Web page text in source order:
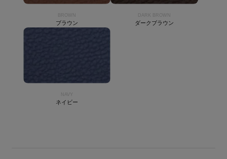
BROWN
ブラウン
DARK BROWN
ダークブラウン
NAVY
ネイビー